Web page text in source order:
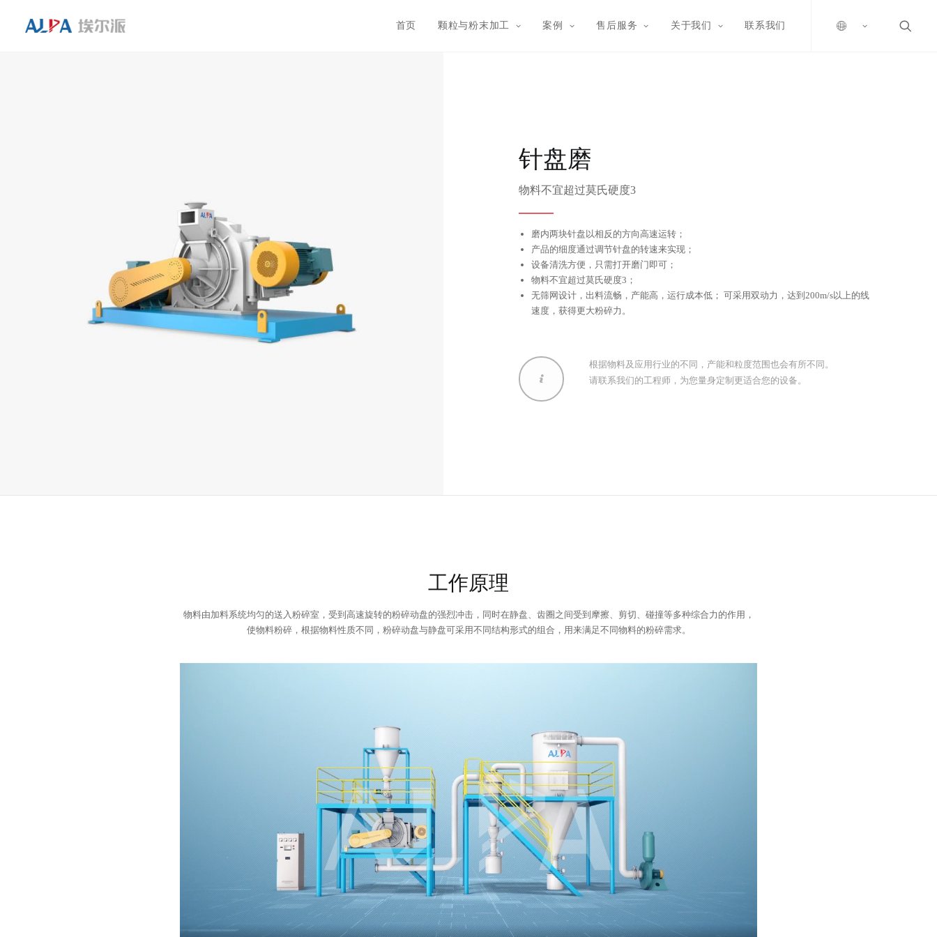
首页 颗粒与粉末加工 案例 售后服务 关于我们 联系我们
针盘磨
物料不宜超过莫氏硬度3
磨内两块针盘以相反的方向高速运转；
产品的细度通过调节针盘的转速来实现；
设备清洗方便，只需打开磨门即可；
物料不宜超过莫氏硬度3；
无筛网设计，出料流畅，产能高，运行成本低； 可采用双动力，达到200m/s以上的线
速度，获得更大粉碎力。
根据物料及应用行业的不同，产能和粒度范围也会有所不同。
请联系我们的工程师，为您量身定制更适合您的设备。
工作原理
物料由加料系统均匀的送入粉碎室，受到高速旋转的粉碎动盘的强烈冲击，同时在静盘、齿圈之间受到摩擦、剪切、碰撞等多种综合力的作用，
使物料粉碎，根据物料性质不同，粉碎动盘与静盘可采用不同结构形式的组合，用来满足不同物料的粉碎需求。